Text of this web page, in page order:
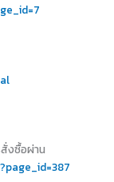
งซื้อผ่าน